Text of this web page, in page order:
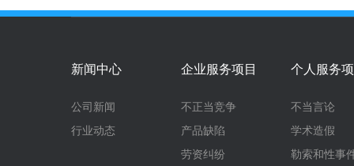
新闻中心
公司新闻
行业动态
企业服务项目
不正当竞争
产品缺陷
劳资纠纷
个人服务
不当言论
学术造假
勒索和性事